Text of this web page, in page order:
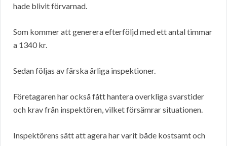
hade blivit förvarnad.
Som kommer att generera efterföljd med ett antal timmar
a 1340 kr.
Sedan följas av färska årliga inspektioner.
Företagaren har också fått hantera overkliga svarstider
och krav från inspektören, vilket försämrar situationen.
Inspektörens sätt att agera har varit både kostsamt och